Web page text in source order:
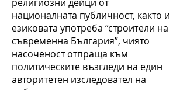
националната публичност, както и
езиковата употреба “строители на
съвременна България”, чиято
насоченост отпраща към
политическите възгледи на един
авторитетен изследовател на